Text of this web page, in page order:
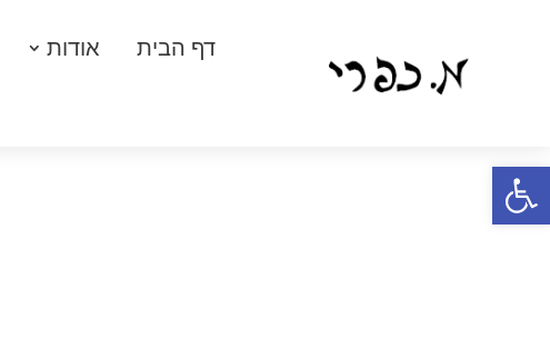
פתח סרגל נגישות
דף הבית אודות